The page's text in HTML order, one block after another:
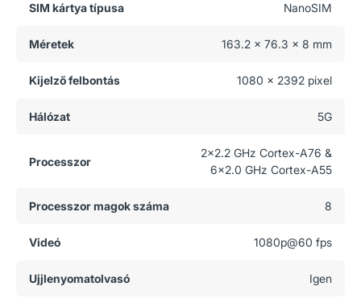
SIM kártya típusa NanoSIM
Méretek 163.2 x 76.3 x 8 mm
Kijelző felbontás 1080 x 2392 pixel
Hálózat 5G
Processzor
2x2.2 GHz Cortex-A76 &
6x2.0 GHz Cortex-A55
Processzor magok száma 8
Videó 1080p@60 fps
Ujjlenyomatolvasó Igen